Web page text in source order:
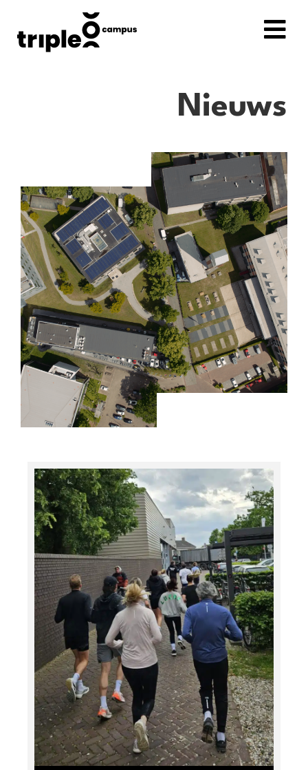
Nieuws
gebeurt véél. Lees
hieronder het
laatste nieuws.